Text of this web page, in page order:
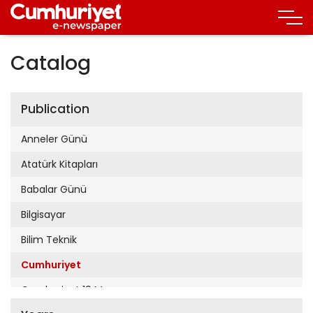
Catalog
Publication
Anneler Günü
Atatürk Kitapları
Babalar Günü
Bilgisayar
Bilim Teknik
Cumhuriyet
Cumhuriyet 19 Mayıs